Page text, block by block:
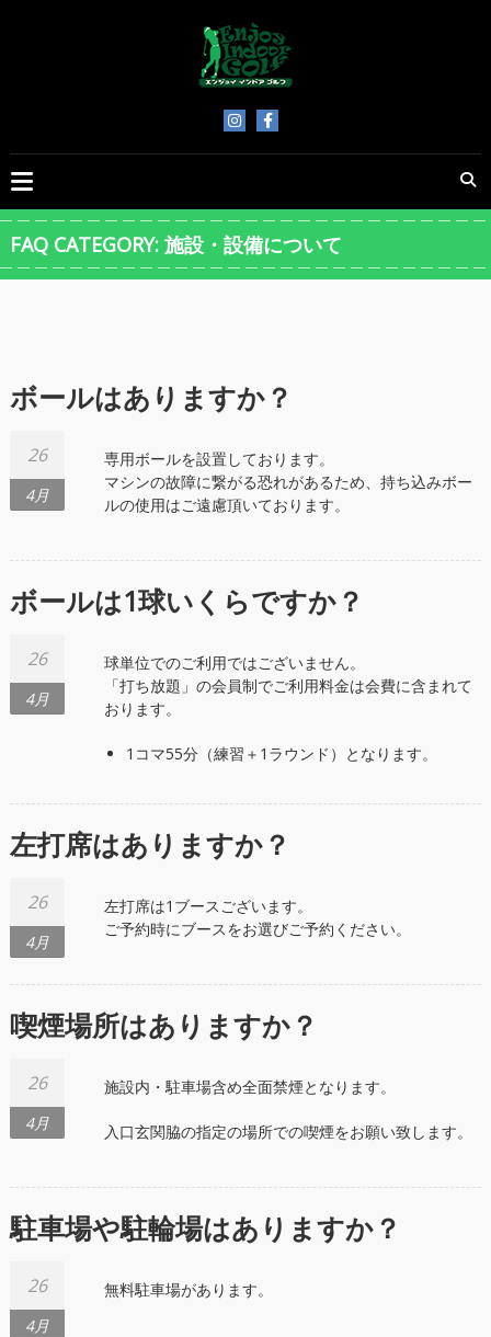
INDOOR
GOLF
FAQ CATEGORY: 施設・設備について
ボールはありますか？
26
4月
専用ボールを設置しております。
マシンの故障に繋がる恐れがあるため、持ち込みボー
ルの使用はご遠慮頂いております。
ボールは1球いくらですか？
26
4月
球単位でのご利用ではございません。
「打ち放題」の会員制でご利用料金は会費に含まれて
おります。
1コマ55分（練習＋1ラウンド）となります。
左打席はありますか？
26
4月
左打席は1ブースございます。
ご予約時にブースをお選びご予約ください。
喫煙場所はありますか？
26
4月
施設内・駐車場含め全面禁煙となります。
入口玄関脇の指定の場所での喫煙をお願い致します。
駐車場や駐輪場はありますか？
26
4月
無料駐車場があります。